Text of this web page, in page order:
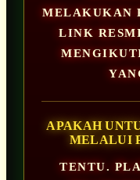
MELAKUKAN
LINK
APAKAH
MELALUI
TENTU.